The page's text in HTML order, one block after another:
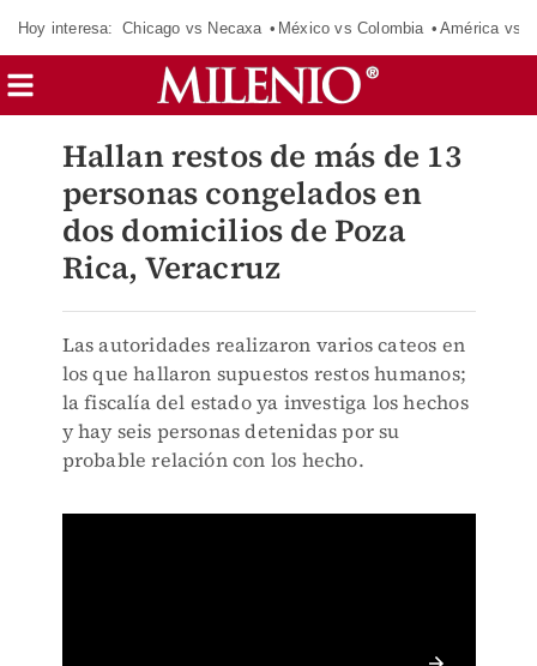
Hoy interesa: Chicago vs Necaxa México vs Colombia América vs
Hallan restos de más de 13
personas congelados en
dos domicilios de Poza
Rica, Veracruz
Las autoridades realizaron varios cateos en
los que hallaron supuestos restos humanos;
la fiscalía del estado ya investiga los hechos
y hay seis personas detenidas por su
probable relación con los hecho.